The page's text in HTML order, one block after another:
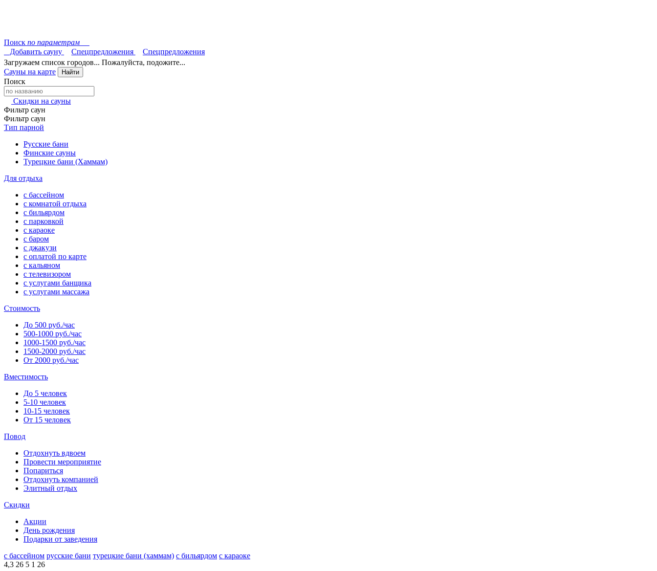
Поиск по параметрам
Добавить сауну
Спецпредложения
Спецпредложения
Загружаем список городов... Пожалуйста, подожите...
Сауны на карте
Найти
Поиск
Скидки на сауны
Фильтр саун
Фильтр саун
Тип парной
Русские бани
Финские сауны
Турецкие бани (Хаммам)
Для отдыха
с бассейном
с комнатой отдыха
с бильярдом
с парковкой
с караоке
с баром
с джакузи
с оплатой по карте
с кальяном
с телевизором
с услугами банщика
с услугами массажа
Стоимость
До 500 руб./час
500-1000 руб./час
1000-1500 руб./час
1500-2000 руб./час
От 2000 руб./час
Вместимость
До 5 человек
5-10 человек
10-15 человек
От 15 человек
Повод
Отдохнуть вдвоем
Провести мероприятие
Попариться
Отдохнуть компанией
Элитный отдых
Скидки
Акции
День рождения
Подарки от заведения
с бассейном русские бани турецкие бани (хаммам) с бильярдом с караоке
4,3 26 5 1 26